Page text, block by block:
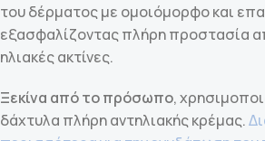
του δέρματος με ομοιόμορφο και
εξασφαλίζοντας πλήρη προστασία
ηλιακές ακτίνες.
Ξεκίνα από το πρόσωπο,
δάχτυλα πλήρη αντηλιακής κρέμας.